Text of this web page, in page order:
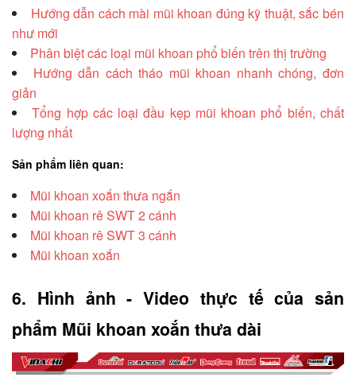
Hướng dẫn cách mài mũi khoan đúng kỹ thuật, sắc bén
như mới
Phân biệt các loại mũi khoan phổ biến trên thị trường
Hướng dẫn cách tháo mũi khoan nhanh chóng, đơn
giản
Tổng hợp các loại đầu kẹp mũi khoan phổ biến, chất
lượng nhất
Sản phẩm liên quan:
Mũi khoan xoắn thưa ngắn
Mũi khoan rê SWT 2 cánh
Mũi khoan rê SWT 3 cánh
Mũi khoan xoắn
6. Hình ảnh - Video thực tế của sản
phẩm Mũi khoan xoắn thưa dài